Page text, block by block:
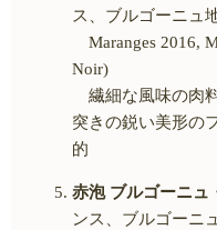
ス、ブルゴーニュ
Maranges 2016,
Noir)
繊細な風味の肉
突きの鋭い美形の
的
赤泡 ブルゴーニュ
ンス、ブルゴーニ